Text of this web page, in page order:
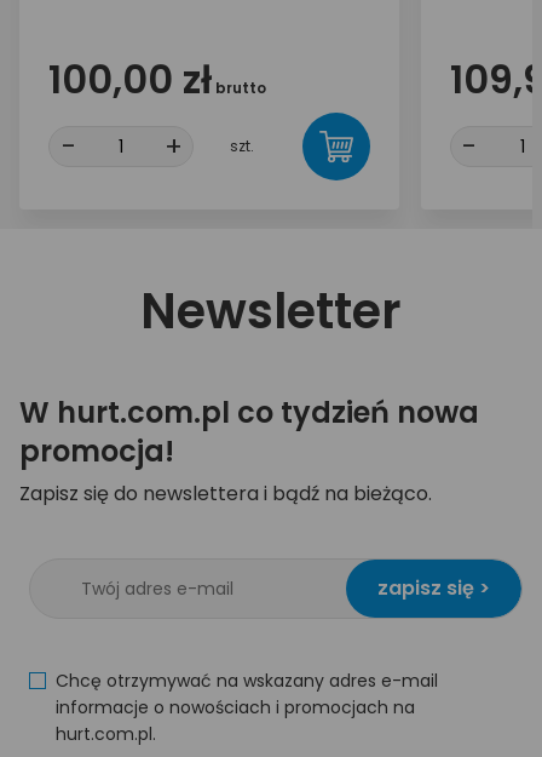
100,00 zł brutto
- + szt. -
Newsletter
W hurt.com.pl co tydzień nowa
promocja!
Zapisz się do newslettera i bądź na bieżąco.
zapisz się >
Chcę otrzymywać na wskazany adres e-mail
informacje o nowościach i promocjach na
hurt.com.pl.